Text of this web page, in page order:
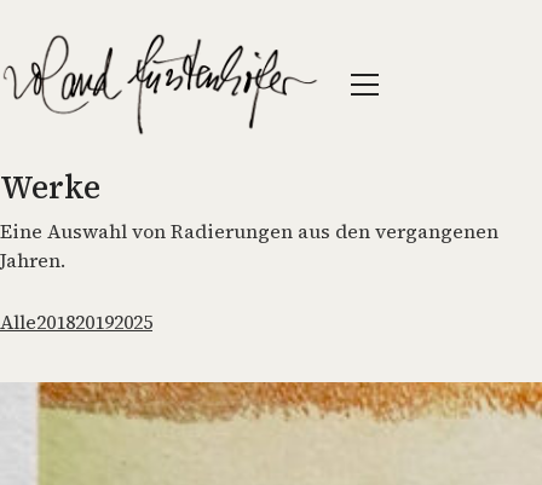
Werke
Eine Auswahl von Radierungen aus den vergangenen
Jahren.
Alle201820192025